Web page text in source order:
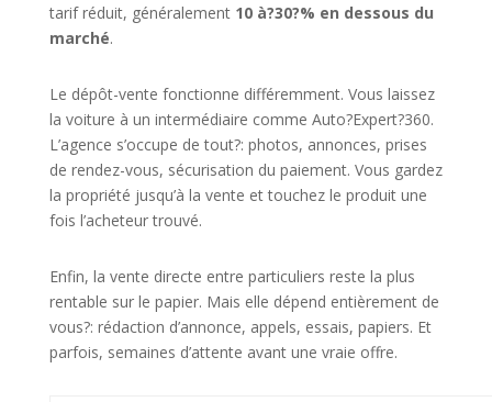
tarif réduit, généralement 10 à?30?% en dessous du
marché.
Le dépôt-vente fonctionne différemment. Vous laissez
la voiture à un intermédiaire comme Auto?Expert?360.
L’agence s’occupe de tout?: photos, annonces, prises
de rendez-vous, sécurisation du paiement. Vous gardez
la propriété jusqu’à la vente et touchez le produit une
fois l’acheteur trouvé.
Enfin, la vente directe entre particuliers reste la plus
rentable sur le papier. Mais elle dépend entièrement de
vous?: rédaction d’annonce, appels, essais, papiers. Et
parfois, semaines d’attente avant une vraie offre.